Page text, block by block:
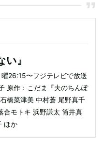
』
26:15〜フジテレビで放送
原作：こだま『夫のちんぽ
橋菜津美 中村蒼 尾野真千
合モトキ 浜野謙太 筒井真
ほか